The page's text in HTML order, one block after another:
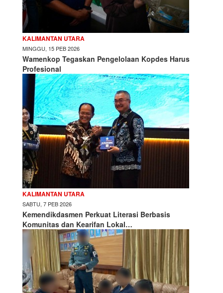
KALIMANTAN UTARA
MINGGU, 15 PEB 2026
Wamenkop Tegaskan Pengelolaan Kopdes Harus
Profesional
KALIMANTAN UTARA
SABTU, 7 PEB 2026
Kemendikdasmen Perkuat Literasi Berbasis
Komunitas dan Kearifan Lokal…